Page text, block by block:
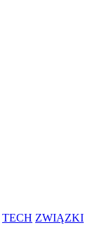
TECH ZWIĄZKI